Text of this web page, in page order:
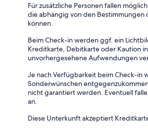
Für zusätzliche Personen fallen
die abhängig von den Bestimmungen
können.
Beim Check-in werden ggf. ein
Kreditkarte, Debitkarte oder Kaution
unvorhergesehene Aufwendungen
Je nach Verfügbarkeit beim Check-in
Sonderwünschen
nicht garantiert werden. Eventuell
an.
Diese Unterkunft akzeptiert